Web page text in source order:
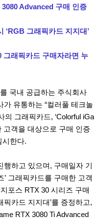
Advanced 구매 인증
‘RGB 그래픽카드 지지대’
그래픽카드 구매자라면 누
국내 공급하는 주식회사
유통하는 “컬러풀 테크놀
의 그래픽카드, ‘Colorful iGa
고객을 대상으로 구매 인증
시한다.
행하고 있으며, 구매일자 기
’ 그래픽카드를 구매한 고객
포스 RTX 30 시리즈 구매
픽카드 지지대’를 증정하고,
RTX 3080 Ti Advanced